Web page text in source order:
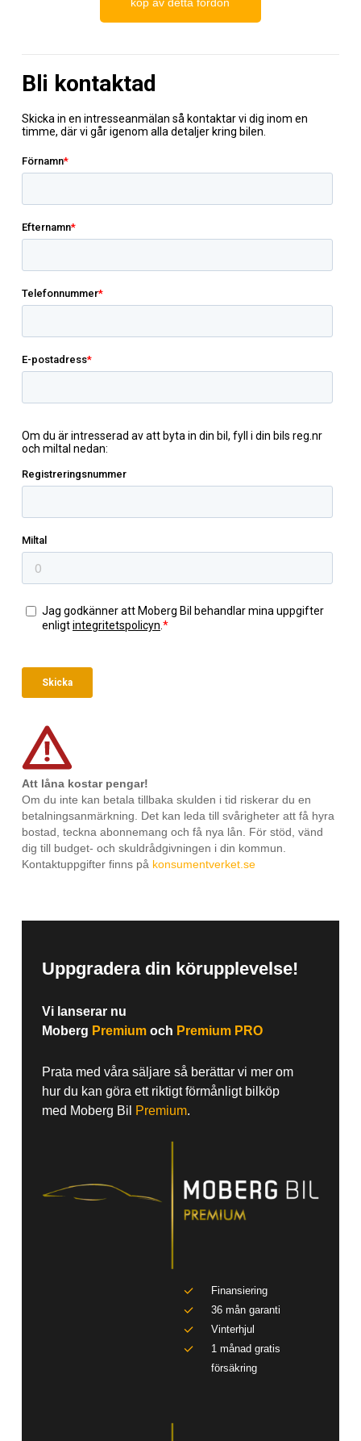
Att låna kostar pengar!
Om du inte kan betala tillbaka skulden i tid riskerar du en
betalningsanmärkning. Det kan leda till svårigheter att få hyra
bostad, teckna abonnemang och få nya lån. För stöd, vänd
dig till budget- och skuldrådgivningen i din kommun.
Kontaktuppgifter finns på konsumentverket.se
Uppgradera din körupplevelse!
Vi lanserar nu
Moberg Premiumoch Premium PRO
Prata med våra säljare så berättar vi mer om
hur du kan göra ett riktigt förmånligt bilköp
med Moberg Bil
Premium.
Finansiering
36 mån garanti
Vinterhjul
1 månad gratis
försäkring